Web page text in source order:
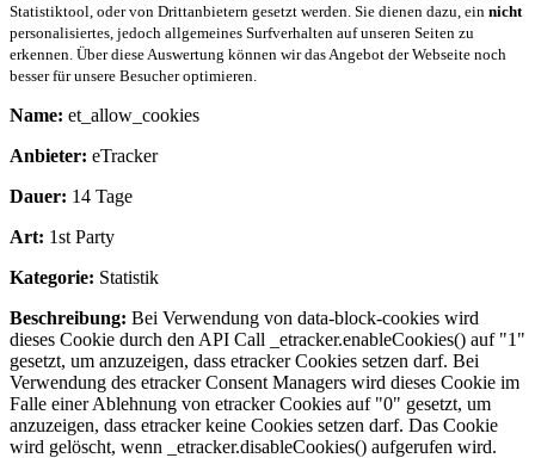
Statistiktool, oder von Drittanbietern gesetzt werden. Sie dienen dazu, ein nicht
personalisiertes, jedoch allgemeines Surfverhalten auf unseren Seiten zu
erkennen. Über diese Auswertung können wir das Angebot der Webseite noch
besser für unsere Besucher optimieren.
Name: et_allow_cookies
Anbieter: eTracker
Dauer: 14 Tage
Art: 1st Party
Kategorie: Statistik
Beschreibung: Bei Verwendung von data-block-cookies wird
dieses Cookie durch den API Call _etracker.enableCookies() auf "1"
gesetzt, um anzuzeigen, dass etracker Cookies setzen darf. Bei
Verwendung des etracker Consent Managers wird dieses Cookie im
Falle einer Ablehnung von etracker Cookies auf "0" gesetzt, um
anzuzeigen, dass etracker keine Cookies setzen darf. Das Cookie
wird gelöscht, wenn _etracker.disableCookies() aufgerufen wird.